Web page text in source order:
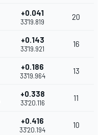
+0.041
33'19.819
20
+0.143
33'19.921
16
+0.186
33'19.964
13
+0.338
33'20.116
11
+0.416
33'20.194
10